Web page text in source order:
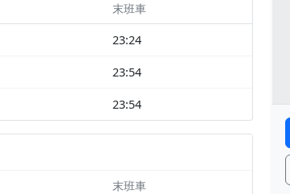
末班車
23:24
23:54
23:54
末班車